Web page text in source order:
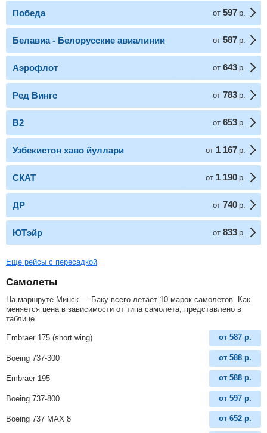
Победа от 597 р.
Белавиа - Белорусские авиалинии от 587 р.
Аэрофлот от 643 р.
Ред Вингс от 783 р.
В2 от 653 р.
Узбекистон хаво йуллари от 1 167 р.
СКАТ от 1 190 р.
ДР от 740 р.
ЮТэйр от 833 р.
Еще рейсы с пересадкой
Самолеты
На маршруте Минск — Баку всего летает 10 марок самолетов. Как
меняется цена в зависимости от типа самолета, представлено в
таблице.
Embraer 175 (short wing) от 587 р.
Boeing 737-300 от 588 р.
Embraer 195 от 588 р.
Boeing 737-800 от 597 р.
Boeing 737 MAX 8 от 652 р.